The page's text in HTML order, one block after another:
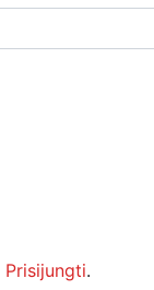
Prisijungti.